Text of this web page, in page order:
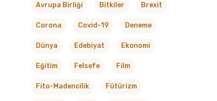
Avrupa Birliği Bitkiler Brexit
Corona Covid-19 Deneme
Dünya Edebiyat Ekonomi
Eğitim Felsefe Film
Fito-Madencilik Fütürizm